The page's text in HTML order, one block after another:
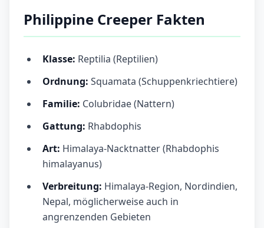
Philippine Creeper Fakten
Klasse: Reptilia (Reptilien)
Ordnung: Squamata (Schuppenkriechtiere)
Familie: Colubridae (Nattern)
Gattung: Rhabdophis
Art: Himalaya-Nacktnatter (Rhabdophis
himalayanus)
Verbreitung: Himalaya-Region, Nordindien,
Nepal, möglicherweise auch in
angrenzenden Gebieten